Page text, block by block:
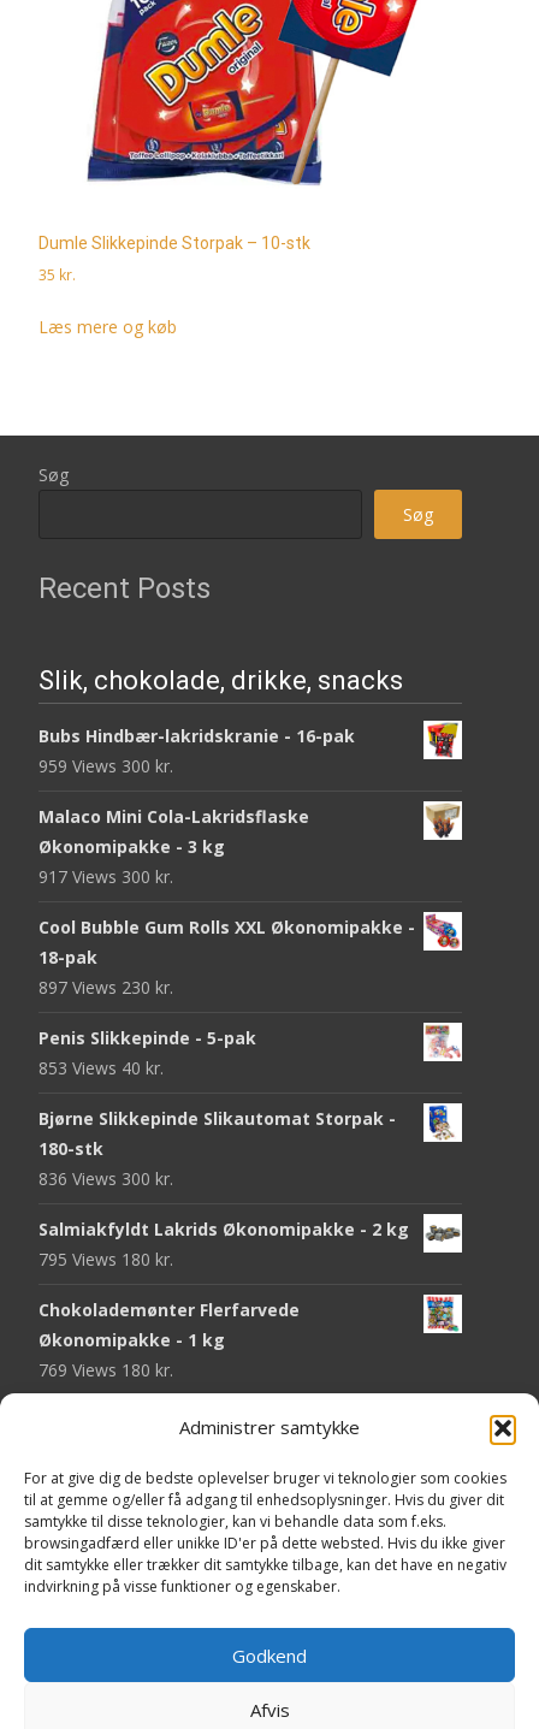
Administrer samtykke
For at give dig de bedste oplevelser bruger vi teknologier som cookies
til at gemme og/eller få adgang til enhedsoplysninger. Hvis du giver dit
samtykke til disse teknologier, kan vi behandle data som f.eks.
browsingadfærd eller unikke ID'er på dette websted. Hvis du ikke giver
dit samtykke eller trækker dit samtykke tilbage, kan det have en negativ
indvirkning på visse funktioner og egenskaber.
Godkend
Afvis
Dumle Slikkepinde Storpak – 10-stk
35 kr.
Læs mere og køb
Søg
Søg
Recent Posts
Slik, chokolade, drikke, snacks
Bubs Hindbær-lakridskranie - 16-pak
959 Views 300 kr.
Malaco Mini Cola-Lakridsflaske
Økonomipakke - 3 kg
917 Views 300 kr.
Cool Bubble Gum Rolls XXL Økonomipakke -
18-pak
897 Views 230 kr.
Penis Slikkepinde - 5-pak
853 Views 40 kr.
Bjørne Slikkepinde Slikautomat Storpak -
180-stk
836 Views 300 kr.
Salmiakfyldt Lakrids Økonomipakke - 2 kg
795 Views 180 kr.
Chokolademønter Flerfarvede
Økonomipakke - 1 kg
769 Views 180 kr.
Malaco Stjerner Lakrids - 92 gram
Pringles Hot & Spicy - 165 gram
745 Views40 kr.
Fini Krudttønder Tyggegummi